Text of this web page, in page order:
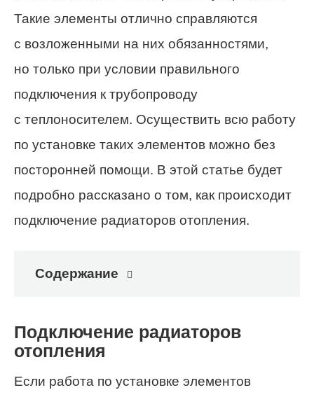
Такие элементы отлично справляются
с возложенными на них обязанностями,
но только при условии правильного
подключения к трубопроводу
с теплоносителем. Осуществить всю работу
по установке таких элементов можно без
посторонней помощи. В этой статье будет
подробно рассказано о том, как происходит
подключение радиаторов отопления.
Содержание
Подключение радиаторов
отопления
Если работа по установке элементов